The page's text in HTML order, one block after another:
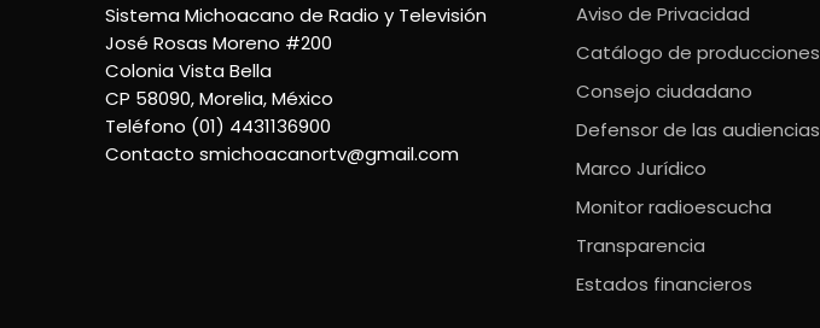
Sistema Michoacano de Radio y Televisión
José Rosas Moreno #200
Colonia Vista Bella
CP 58090, Morelia, México
Teléfono (01) 4431136900
Contacto smichoacanortv@gmail.com
Aviso de Privacidad
Catálogo de producciones
Consejo ciudadano
Defensor de las audiencias
Marco Jurídico
Monitor radioescucha
Transparencia
Estados financieros